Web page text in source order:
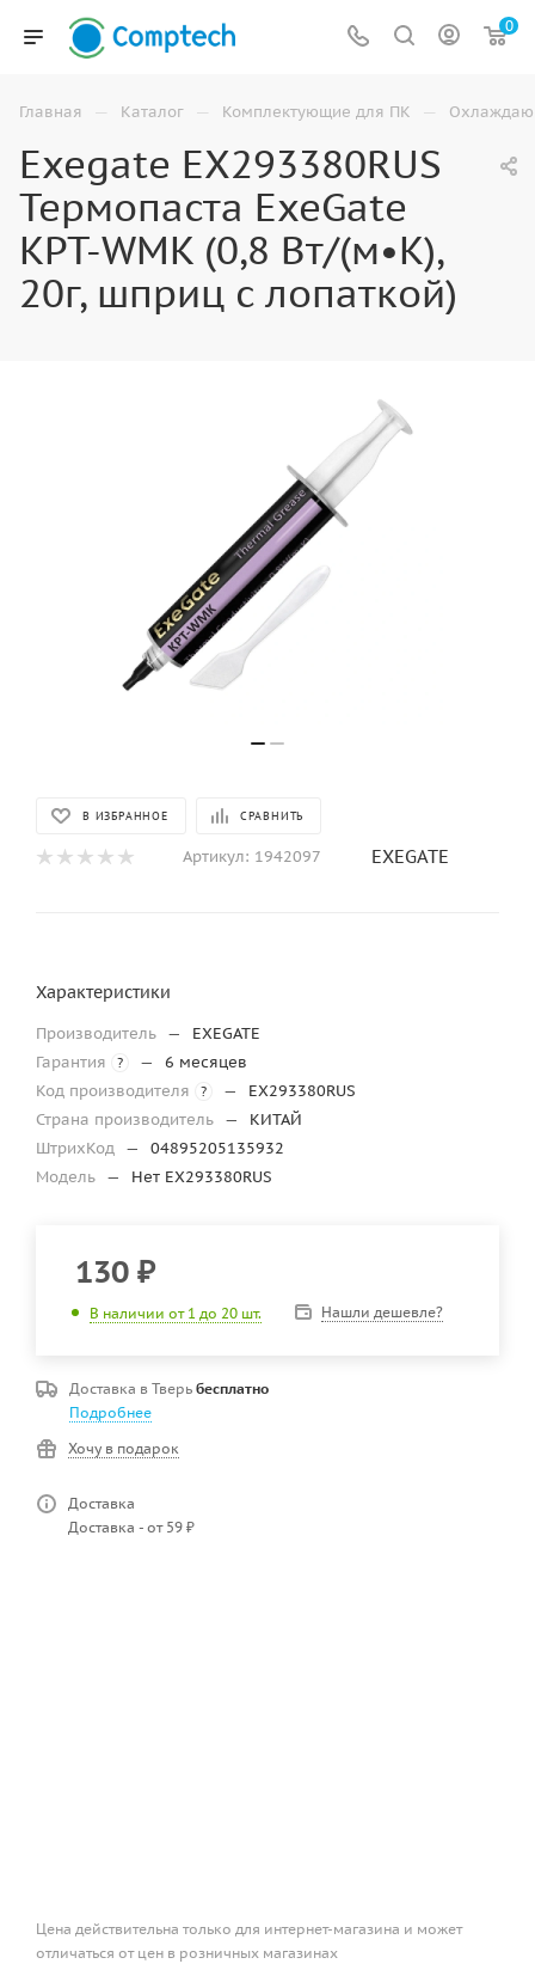
0
Главная — Каталог — Комплектующие для ПК —
Exegate EX293380RUS
Термопаста ExeGate
KPT-WMK (0,8 Вт/(м•К),
20г, шприц с лопаткой)
В ИЗБРАННОЕ СРАВНИТЬ
Артикул: 1942097 EXEGATE
Характеристики
Производитель —
EXEGATE
Гарантия
? —
6 месяцев
Код производителя
? —
EX293380RUS
Страна производитель —
КИТАЙ
ШтрихКод —
04895205135932
Модель — Нет EX293380RUS
130 ₽
В наличии от 1 до 20 шт. Нашли дешевле?
Доставка в Тверь бесплатно
Подробнее
Хочу в подарок
Доставка
Доставка - от 59 ₽
Цена действительна только для интернет-магазина и может
отличаться от цен в розничных магазинах